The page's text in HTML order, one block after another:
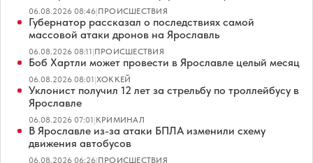
06.08.2026 08:46|ПРОИСШЕСТВИЯ
Губернатор рассказал о последствиях самой
массовой атаки дронов на Ярославль
06.08.2026 08:11|ПРОИСШЕСТВИЯ
Боб Хартли может провести в Ярославле целый месяц
06.08.2026 08:01|ХОККЕЙ
Уклонист получил 12 лет за стрельбу по троллейбусу в
Ярославле
06.08.2026 07:01|КРИМИНАЛ
В Ярославле из-за атаки БПЛА изменили схему
движения автобусов
06.08.2026 06:26|ПРОИСШЕСТВИЯ